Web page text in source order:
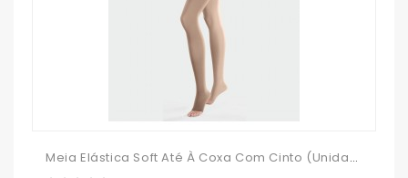
Meia Elástica Soft Até À Coxa Com Cinto (unidade)